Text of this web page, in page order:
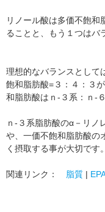
リノール酸は多価不飽和
ることと、もう１つはバ
理想的なバランスとして
飽和脂肪酸=３：４：３
和脂肪酸はｎ-３系：ｎ-
ｎ-３系脂肪酸のα－リノ
や、一価不飽和脂肪酸の
く摂取する事が大切です。
関連リンク： 脂質 |